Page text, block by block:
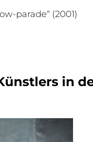
parade“ (2001)
in